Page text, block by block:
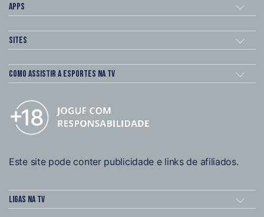
Apps
Sites
Como assistir a esportes na TV
Este site pode conter publicidade e links de afiliados.
Ligas na TV